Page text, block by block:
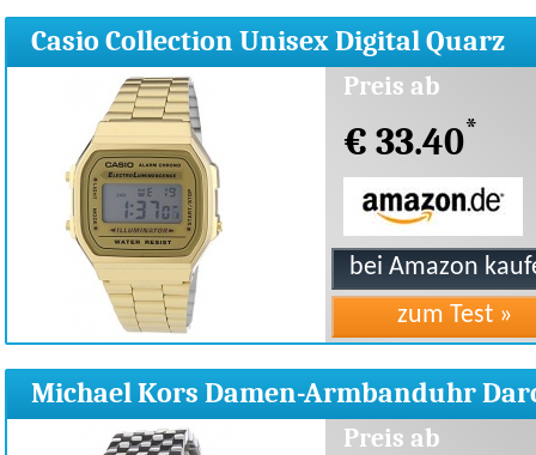
Casio Collection Unisex Digital Quarz
A168WG-9EF
Preis ab
€ 33.40*
Michael Kors Damen-Armbanduhr
Analog Quarz MK3190
Preis ab